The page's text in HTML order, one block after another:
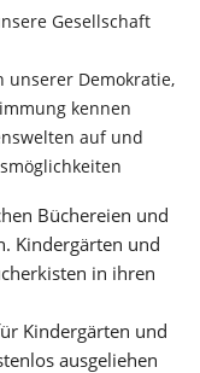
Gesellschaft
Demokratie,
kennen
auf und
Büchereien und
Kindergärten und
in ihren
Kindergärten und
ausgeliehen